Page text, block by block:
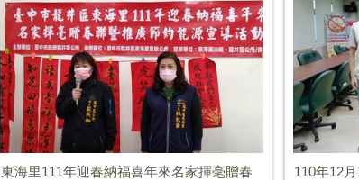
東海里111年迎春納福喜年來名家揮毫贈春
110年12